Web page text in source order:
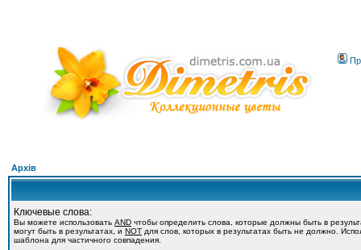
Архів
Ключевые слова:
Вы можете использовать AND чтобы определить слова, которые должны быть в
могут быть в результатах, и NOT для слов, которых в результатах быть не должно.
шаблона для частичного совпадения.